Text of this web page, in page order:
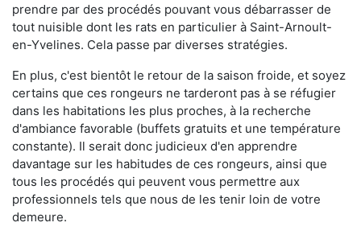
prendre par des procédés pouvant vous débarrasser de
tout nuisible dont les rats en particulier à Saint-Arnoult-
en-Yvelines. Cela passe par diverses stratégies.
En plus, c'est bientôt le retour de la saison froide, et soyez
certains que ces rongeurs ne tarderont pas à se réfugier
dans les habitations les plus proches, à la recherche
d'ambiance favorable (buffets gratuits et une température
constante). Il serait donc judicieux d'en apprendre
davantage sur les habitudes de ces rongeurs, ainsi que
tous les procédés qui peuvent vous permettre aux
professionnels tels que nous de les tenir loin de votre
demeure.